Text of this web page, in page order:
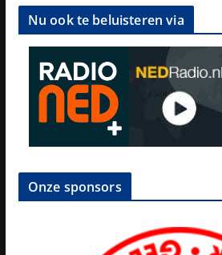
Nu ook te beluisteren via
Onze sponsors